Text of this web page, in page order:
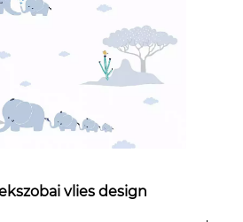
vlies design